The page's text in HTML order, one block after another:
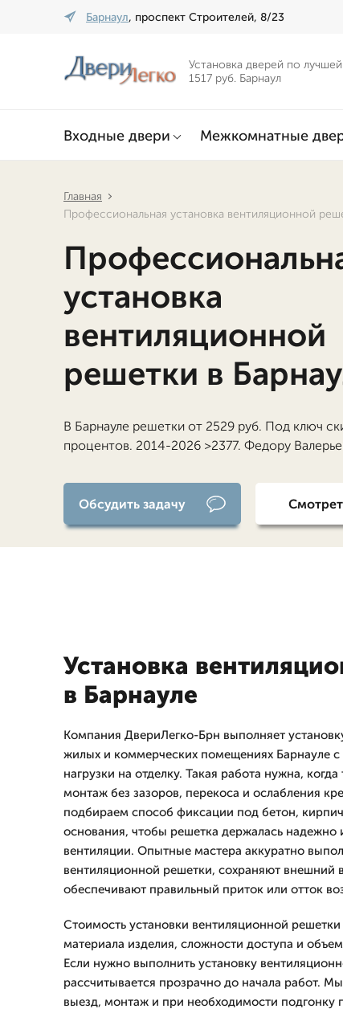
Барнаул, проспект Строителей, 8/23
Установка дверей по
1517 руб. Барнаул
Входные двери Межкомнатные
Главная
Профессиональная установка вентиляционной
установка
вентиляционной
решетки в
В Барнауле решетки от 2529 руб. Под ключ
процентов. 2014-2026 >2377. Федору
Обсудить задачу
Установка
в Барнауле
Компания ДвериЛегко-Брн выполняет
жилых и коммерческих помещениях Барнауле с
нагрузки на отделку. Такая работа нужна,
монтаж без зазоров, перекоса и ослабления
подбираем способ фиксации под бетон,
основания, чтобы решетка держалась надежно
вентиляции. Опытные мастера аккуратно
вентиляционной решетки, сохраняют внешний
обеспечивают правильный приток или отток
Стоимость установки вентиляционной
материала изделия, сложности доступа и
Если нужно выполнить установку
рассчитывается прозрачно до начала работ.
выезд, монтаж и при необходимости подгонку